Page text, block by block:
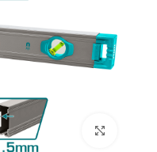
Click to enlarge